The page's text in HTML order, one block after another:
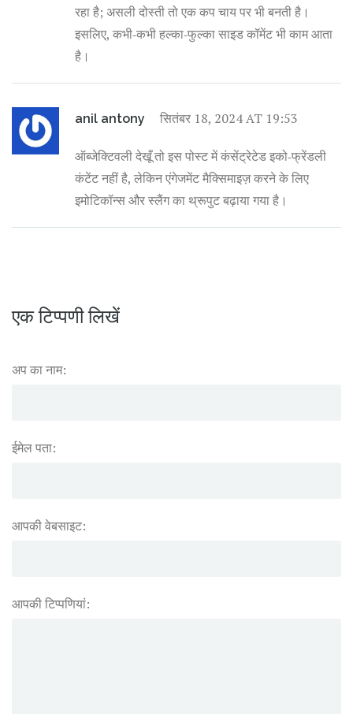
रहा है; असली दोस्ती तो एक कप चाय पर भी बनती है।
इसलिए, कभी‑कभी हल्का‑फुल्का साइड कॉमेंट भी काम आता
है।
anil antony सितंबर 18, 2024 AT 19:53
ऑब्जेक्टिवली देखूँ तो इस पोस्ट में कंसेंट्रेटेड इको‑फ्रेंडली
कंटेंट नहीं है, लेकिन एंगेजमेंट मैक्सिमाइज़ करने के लिए
इमोटिकॉन्स और स्लैंग का थ्रूपुट बढ़ाया गया है।
एक टिप्पणी लिखें
अप का नाम:
ईमेल पता:
आपकी वेबसाइट:
आपकी टिप्पणियां: